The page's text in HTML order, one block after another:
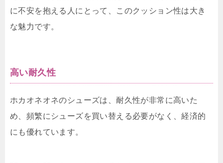
に不安を抱える人にとって、このクッション性は大き
な魅力です。
高い耐久性
ホカオネオネのシューズは、耐久性が非常に高いた
め、頻繁にシューズを買い替える必要がなく、経済的
にも優れています。